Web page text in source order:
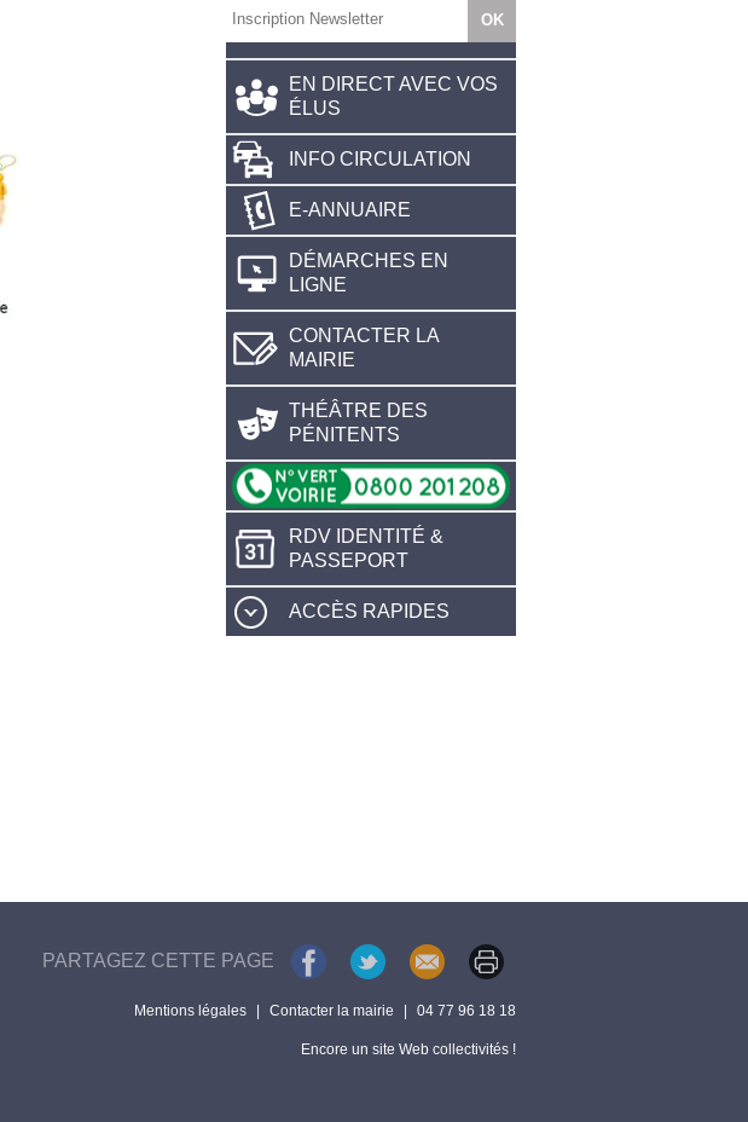
EN DIRECT AVEC VOS
ÉLUS
INFO CIRCULATION
E-ANNUAIRE
DÉMARCHES EN
LIGNE
CONTACTER LA
MAIRIE
THÉÂTRE DES
PÉNITENTS
RDV IDENTITÉ &
PASSEPORT
ACCÈS RAPIDES
PARTAGEZ CETTE PAGE
Mentions légales Contacter la mairie 04 77 96 18 18
Encore un site Web collectivités !